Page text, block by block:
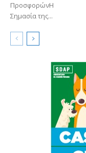
ΠροσφορώνΗ
Σημασία της...